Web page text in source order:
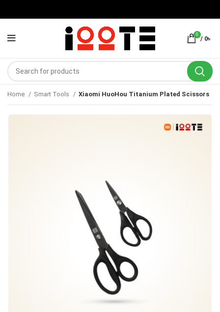
0
/ 0৳
Home Smart Tools Xiaomi HuoHou Titanium Plated Scissors